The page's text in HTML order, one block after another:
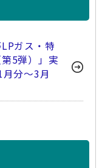
ガス・特
5弾）」実
分～3月